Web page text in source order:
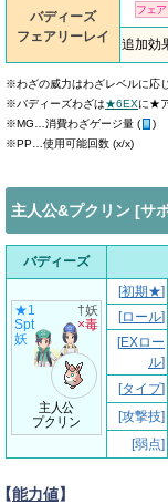
バディーズ
フェアリーレイ
フェ
追加効
※わざの威力はわざレベルに応
※バディーズわざは★6EXに★
※MG…消費わざゲージ量 (
)
※PP…使用可能回数 (x/x)
主人公&プクリン [サ
バディーズ
★1
Spt
妖
主人公
プクリン
†妖
×毒
[初期★]
[ロール]
[EXロー
ル]
[タイプ]
[攻撃技]
[弱点]
能力値】